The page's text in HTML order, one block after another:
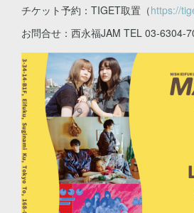
チケット予約：TIGET取置（https://
お問合せ：西永福JAM TEL 03-6304-